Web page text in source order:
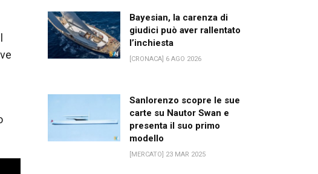
Bayesian, la carenza di
giudici può aver rallentato
l’inchiesta
[CRONACA] 6 AGO 2026
Sanlorenzo scopre le sue
carte su Nautor Swan e
presenta il suo primo
modello
[MERCATO] 23 MAR 2025